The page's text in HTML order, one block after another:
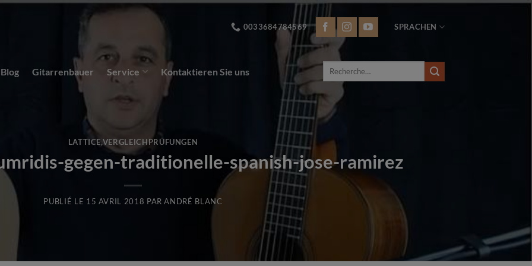
0033684784569 SPRACHEN
Blog Gitarrenbauer Service Kontaktieren Sie uns
Recherche
pour :
LATTICE,VERGLEICHPRÜFUNGEN
gegen-traditionelle-spanish-jose-ramirez
PUBLIÉ LE 15 AVRIL 2018 PARANDRÉ BLANC